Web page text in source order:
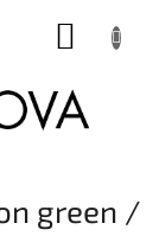
green /